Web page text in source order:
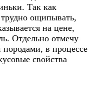
Так как
ощипывать,
на цене,
Отдельно отмечу
в процессе
свойства